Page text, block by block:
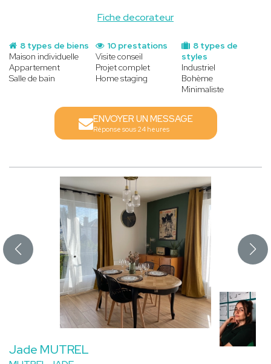
Fiche decorateur
8 types de biens
Maison individuelle
Appartement
Salle de bain
8 types de
styles
Industriel
Bohème
Minimaliste
10 prestations
Visite conseil
Projet complet
Home staging
ENVOYER UN MESSAGE
Réponse sous 24 heures
Jade MUTREL